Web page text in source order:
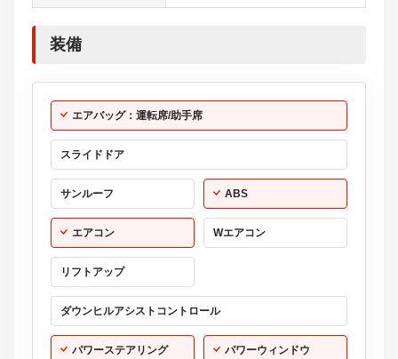
装備
エアバッグ：運転席/助手席
スライドドア
サンルーフ ABS
エアコン Wエアコン
リフトアップ
ダウンヒルアシストコントロール
パワーステアリング パワーウィンドウ